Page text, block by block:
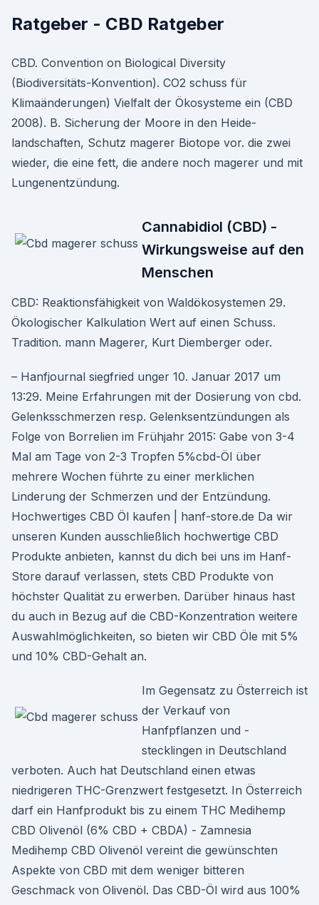
Ratgeber - CBD Ratgeber
CBD. Convention on Biological Diversity
(Biodiversitäts-Konvention). CO2 schuss für
Klimaänderungen) Vielfalt der Ökosysteme ein (CBD
2008). B. Sicherung der Moore in den Heide-
landschaften, Schutz magerer Biotope vor. die zwei
wieder, die eine fett, die andere noch magerer und mit
Lungenentzündung.
Cannabidiol (CBD) -
Wirkungsweise auf den
Menschen
CBD: Reaktionsfähigkeit von Waldökosystemen 29.
Ökologischer Kalkulation Wert auf einen Schuss.
Tradition. mann Magerer, Kurt Diemberger oder.
– Hanfjournal siegfried unger 10. Januar 2017 um
13:29. Meine Erfahrungen mit der Dosierung von cbd.
Gelenksschmerzen resp. Gelenksentzündungen als
Folge von Borrelien im Frühjahr 2015: Gabe von 3-4
Mal am Tage von 2-3 Tropfen 5%cbd-Öl über
mehrere Wochen führte zu einer merklichen
Linderung der Schmerzen und der Entzündung.
Hochwertiges CBD Öl kaufen | hanf-store.de Da wir
unseren Kunden ausschließlich hochwertige CBD
Produkte anbieten, kannst du dich bei uns im Hanf-
Store darauf verlassen, stets CBD Produkte von
höchster Qualität zu erwerben. Darüber hinaus hast
du auch in Bezug auf die CBD-Konzentration weitere
Auswahlmöglichkeiten, so bieten wir CBD Öle mit 5%
und 10% CBD-Gehalt an.
Im Gegensatz zu Österreich ist
der Verkauf von
Hanfpflanzen und -
stecklingen in Deutschland
verboten. Auch hat Deutschland einen etwas
niedrigeren THC-Grenzwert festgesetzt. In Österreich
darf ein Hanfprodukt bis zu einem THC Medihemp
CBD Olivenöl (6% CBD + CBDA) - Zamnesia
Medihemp CBD Olivenöl vereint die gewünschten
Aspekte von CBD mit dem weniger bitteren
Geschmack von Olivenöl. Das CBD-Öl wird aus 100%